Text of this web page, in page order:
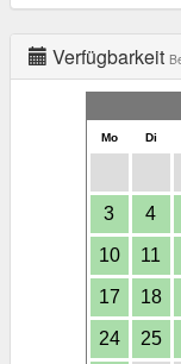
Verfügbarkeit
Mo Di
3 4
10 11
17 18
24 25